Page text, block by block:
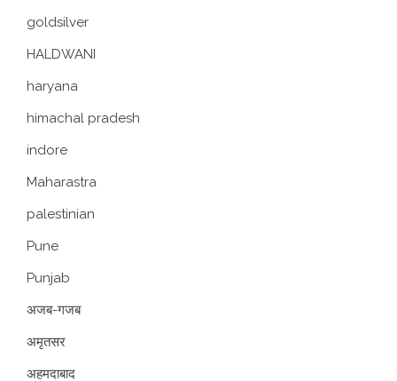
goldsilver
HALDWANI
haryana
himachal pradesh
indore
Maharastra
palestinian
Pune
Punjab
अजब-गजब
अमृतसर
अहमदाबाद